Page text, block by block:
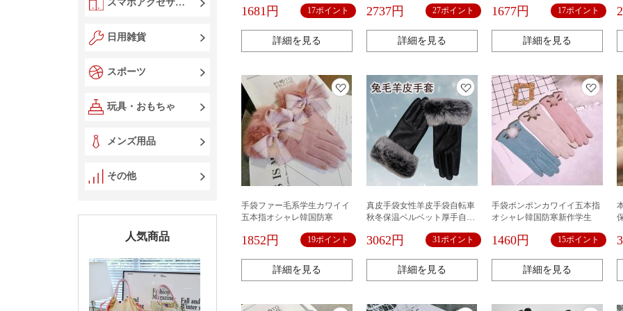
スマホアクセサリー
日用雑貨
スポーツ
玩具・おもちゃ
メンズ用品
その他
人気商品
1681円 17ポイント
詳細を見る
ネルの手袋をプラスして屋外
2737円 27ポイント
詳細を見る
1677円 17ポイント
詳細を見る
手袋ファー毛系学生カワイイ
五本指オシャレ韓国防寒
1852円 19ポイント
詳細を見る
真皮手袋女性羊皮手袋自転車
秋冬保温ベルベット厚手自転
袋
3062円 31ポイント
詳細を見る
手袋ポンポンカワイイ五本指
オシャレ韓国防寒新作学生
1460円 15ポイント
詳細を見る